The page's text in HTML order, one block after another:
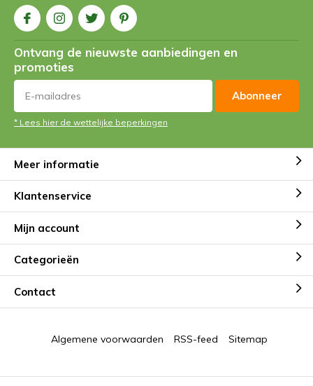
Ontvang de nieuwste aanbiedingen en
promoties
Abonneer
* Lees hier de wettelijke beperkingen
Meer informatie
Klantenservice
Mijn account
Categorieën
Contact
Algemene voorwaarden RSS-feed Sitemap